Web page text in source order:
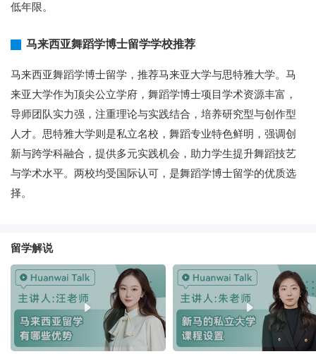
低年限。
马来西亚舞蹈学博士留学学校推荐
马来西亚舞蹈学博士留学，推荐马来亚大学与思特雅大学。马
来亚大学作为顶尖公立学府，舞蹈学博士项目学术资源丰富，
导师团队实力强，注重理论与实践结合，培养研究型与创作型
人才。思特雅大学则是私立名校，舞蹈专业特色鲜明，强调创
新与跨学科融合，提供多元实践机会，助力学生提升舞蹈技艺
与学术水平。两校均受国际认可，是舞蹈学博士留学的优质选
择。
留学解说